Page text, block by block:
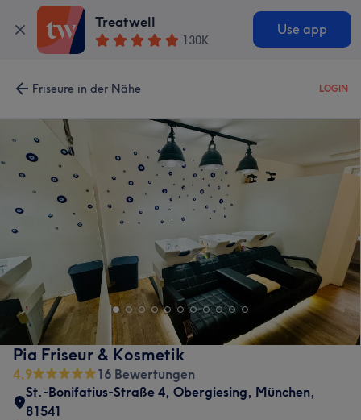
Treatwell
130K
Use app
Friseure in der Nähe LOGIN
Pia Friseur & Kosmetik
4,9
16 Bewertungen
St.-Bonifatius-Straße 4, Obergiesing, München,
81541